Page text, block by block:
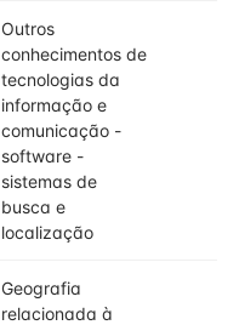
Outros
conhecimentos de
tecnologias da
informação e
comunicação -
software -
sistemas de
busca e
localização
Geografia
relacionada à